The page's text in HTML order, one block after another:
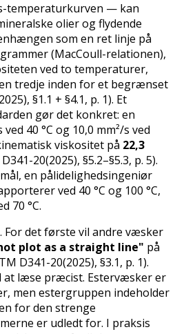
temperaturkurven — kan
olier og flydende
som en ret linje på
(MacCoull-relationen),
ved to temperaturer,
tredje inden for et begrænset
§1.1 + §4.1, p. 1). Et
gør det konkret: en
40 °C og 10,0 mm²/s ved
viskositet på 22,3
20(2025), §5.2–§5.3, p. 5).
en pålidelighedsingeniør
ved 40 °C og 100 °C,
70 °C.
det første vil andre væsker
plot as a straight line" på
D341-20(2025), §3.1, p. 1).
læse præcist. Estervæsker er
men estergruppen indeholder
for den strenge
er udledt for. I praksis